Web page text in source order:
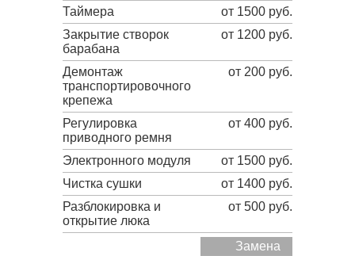
Таймера
от 1500 руб.
Закрытие створок
барабана
от 1200 руб.
Демонтаж
транспортировочного
крепежа
от 200 руб.
Регулировка
приводного ремня
от 400 руб.
Электронного модуля
от 1500 руб.
Чистка сушки
от 1400 руб.
Разблокировка и
открытие люка
от 500 руб.
Замена